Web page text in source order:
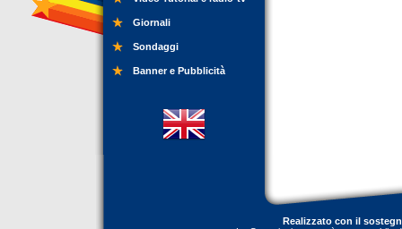
Giornali
Sondaggi
Banner e Pubblicità
Realizzato con il